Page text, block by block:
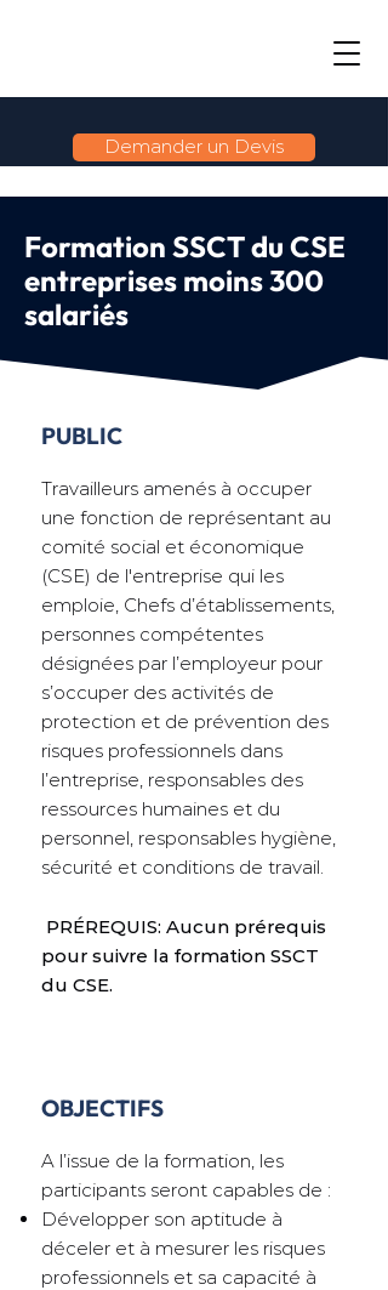
Demander un Devis
Formation SSCT du CSE
entreprises moins 300
salariés
PUBLIC
Travailleurs amenés à occuper
une fonction de représentant au
comité social et économique
(CSE) de l'entreprise qui les
emploie, Chefs d’établissements,
personnes compétentes
désignées par l’employeur pour
s’occuper des activités de
protection et de prévention des
risques professionnels dans
l’entreprise, responsables des
ressources humaines et du
personnel, responsables hygiène,
sécurité et conditions de travail.
PRÉREQUIS: Aucun prérequis
pour suivre la formation SSCT
du CSE.
OBJECTIFS
A l’issue de la formation, les
participants seront capables de :
Développer son aptitude à
déceler et à mesurer les risques
professionnels et sa capacité à